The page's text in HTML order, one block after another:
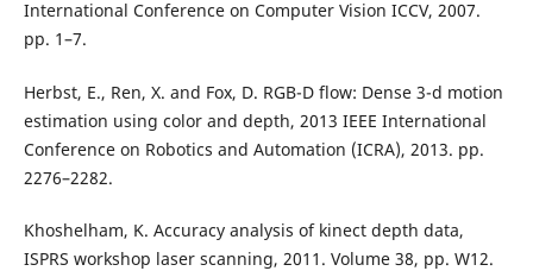
International Conference on Computer Vision ICCV, 2007.
pp. 1–7.
Herbst, E., Ren, X. and Fox, D. RGB-D flow: Dense 3-d motion
estimation using color and depth, 2013 IEEE International
Conference on Robotics and Automation (ICRA), 2013. pp.
2276–2282.
Khoshelham, K. Accuracy analysis of kinect depth data,
ISPRS workshop laser scanning, 2011. Volume 38, pp. W12.